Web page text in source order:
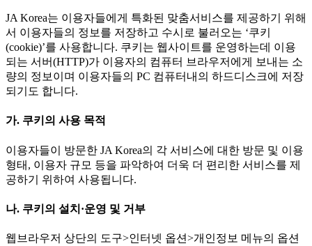
JA Korea는 이용자들에게 특화된 맞춤서비스를 제공하기 위해
서 이용자들의 정보를 저장하고 수시로 불러오는 ‘쿠키
(cookie)’를 사용합니다. 쿠키는 웹사이트를 운영하는데 이용
되는 서버(HTTP)가 이용자의 컴퓨터 브라우저에게 보내는 소
량의 정보이며 이용자들의 PC 컴퓨터내의 하드디스크에 저장
되기도 합니다.
가. 쿠키의 사용 목적
이용자들이 방문한 JA Korea의 각 서비스에 대한 방문 및 이용
형태, 이용자 규모 등을 파악하여 더욱 더 편리한 서비스를 제
공하기 위하여 사용됩니다.
나. 쿠키의 설치·운영 및 거부
웹브라우저 상단의 도구>인터넷 옵션>개인정보 메뉴의 옵션